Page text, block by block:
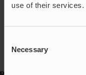
use of their services.
Selection
Necessary
Haushalt